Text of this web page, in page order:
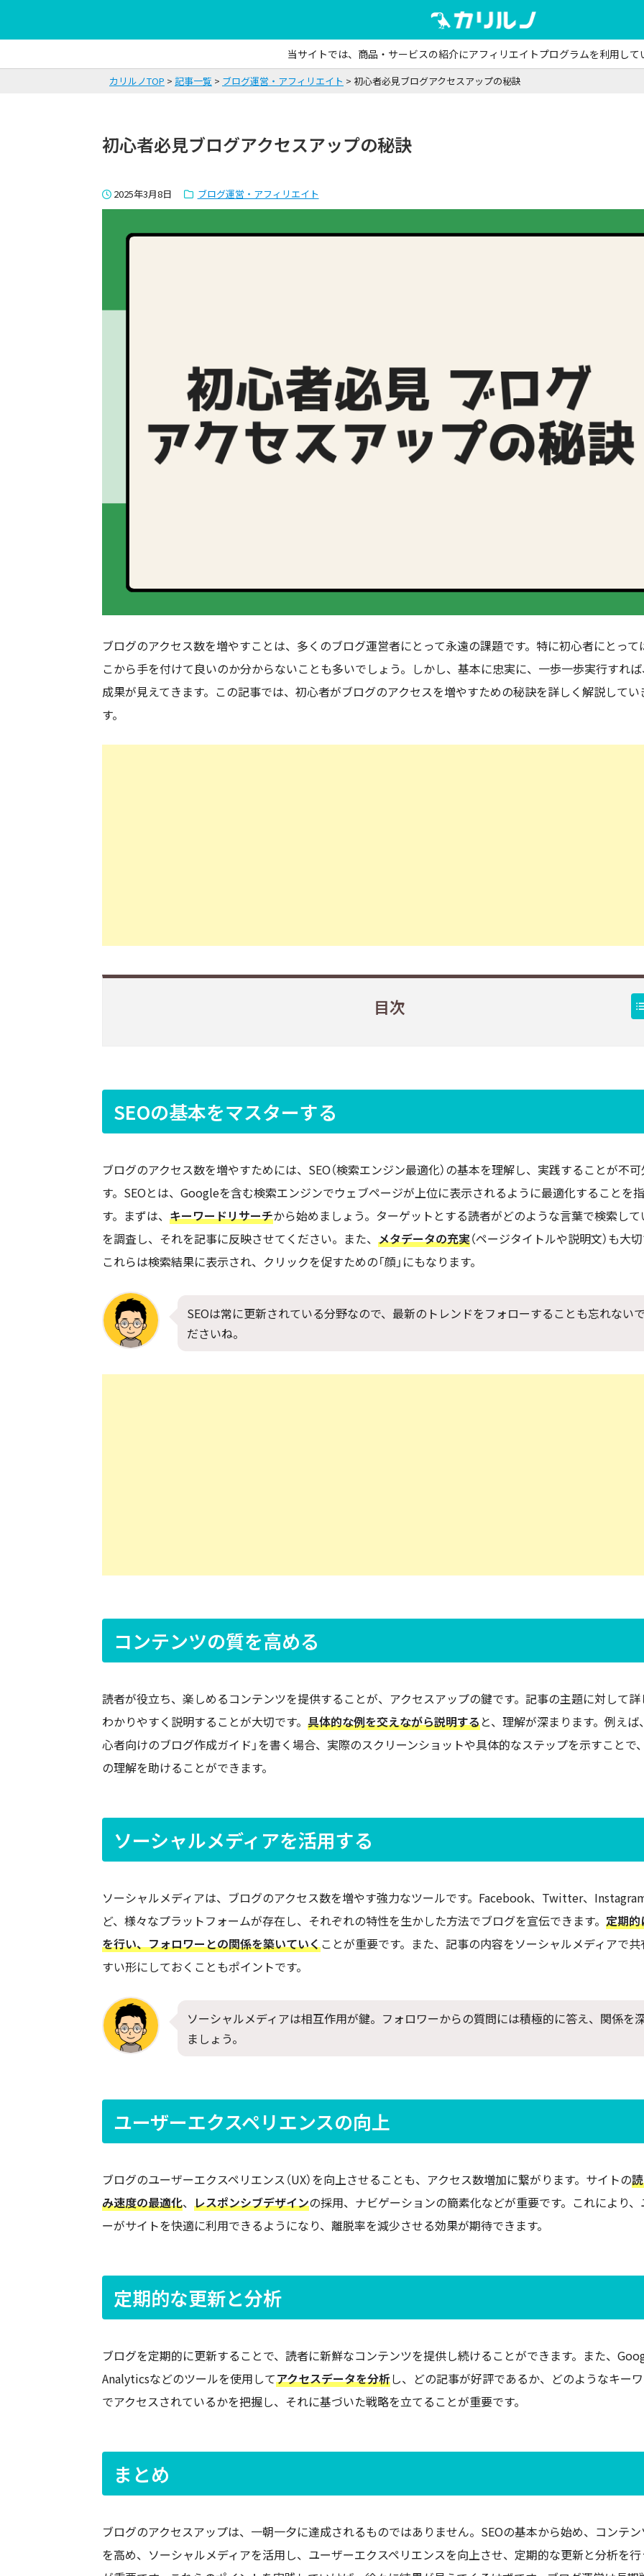
当サイトでは、商品・サービスの紹介にアフィリエイトプログラムを利用して
カリルノTOP 記事一覧 ブログ運営・アフィリエイト 初心者必見ブログアクセスアップの秘訣
初心者必見ブログアクセスアップの秘訣
2025年3月8日 ブログ運営・アフィリエイト
ブログのアクセス数を増やすことは、多くのブログ運営者にとって永遠の課題です。特に初心者にとって
こから手を付けて良いのか分からないことも多いでしょう。しかし、基本に忠実に、一歩一歩実行すれ
成果が見えてきます。この記事では、初心者がブログのアクセスを増やすための秘訣を詳しく解説してい
す。
目次
SEOの基本をマスターする
ブログのアクセス数を増やすためには、SEO（検索エンジン最適化）の基本を理解し、実践することが不
す。SEOとは、Googleを含む検索エンジンでウェブページが上位に表示されるように最適化することを
す。まずは、 キーワードリサーチから始めましょう。ターゲットとする読者がどのような言葉で検索し
を調査し、それを記事に反映させてください。また、 メタデータの充実（ページタイトルや説明文）も大
これらは検索結果に表示され、クリックを促すための「顔」にもなります。
SEOは常に更新されている分野なので、最新のトレンドをフォローすることも忘れない
ださいね。
コンテンツの質を高める
読者が役立ち、楽しめるコンテンツを提供することが、アクセスアップの鍵です。記事の主題に対して
わかりやすく説明することが大切です。 具体的な例を交えながら説明すると、理解が深まります。例えば
心者向けのブログ作成ガイド」を書く場合、実際のスクリーンショットや具体的なステップを示すことで
の理解を助けることができます。
ソーシャルメディアを活用する
ソーシャルメディアは、ブログのアクセス数を増やす強力なツールです。Facebook、Twitter、
ど、様々なプラットフォームが存在し、それぞれの特性を生かした方法でブログを宣伝できます。 定期的
を行い、フォロワーとの関係を築いていくことが重要です。また、記事の内容をソーシャルメディアで
すい形にしておくこともポイントです。
ソーシャルメディアは相互作用が鍵。フォロワーからの質問には積極的に答え、関係を
ましょう。
ユーザーエクスペリエンスの向上
ブログのユーザーエクスペリエンス（UX）を向上させることも、アクセス数増加に繋がります。サイトの
み速度の最適化、 レスポンシブデザインの採用、ナビゲーションの簡素化などが重要です。これにより
ーがサイトを快適に利用できるようになり、離脱率を減少させる効果が期待できます。
定期的な更新と分析
ブログを定期的に更新することで、読者に新鮮なコンテンツを提供し続けることができます。また、
Analyticsなどのツールを使用してアクセスデータを分析し、どの記事が好評であるか、どのようなキー
でアクセスされているかを把握し、それに基づいた戦略を立てることが重要です。
まとめ
ブログのアクセスアップは、一朝一夕に達成されるものではありません。SEOの基本から始め、コンテ
を高め、ソーシャルメディアを活用し、ユーザーエクスペリエンスを向上させ、定期的な更新と分析を